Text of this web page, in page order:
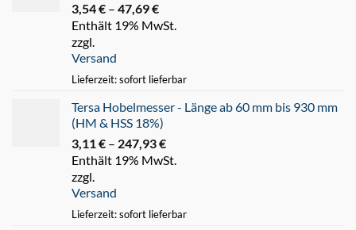
3,54€ – 47,69€
3,54 €
Enthält 19% MwSt.
zzgl.
Versand
Lieferzeit: sofort lieferbar
Tersa Hobelmesser - Länge ab 60 mm bis 930 mm
(HM & HSS 18%)
3,11€ – 247,93€
3,11 €
Enthält 19% MwSt.
zzgl.
Versand
Lieferzeit: sofort lieferbar